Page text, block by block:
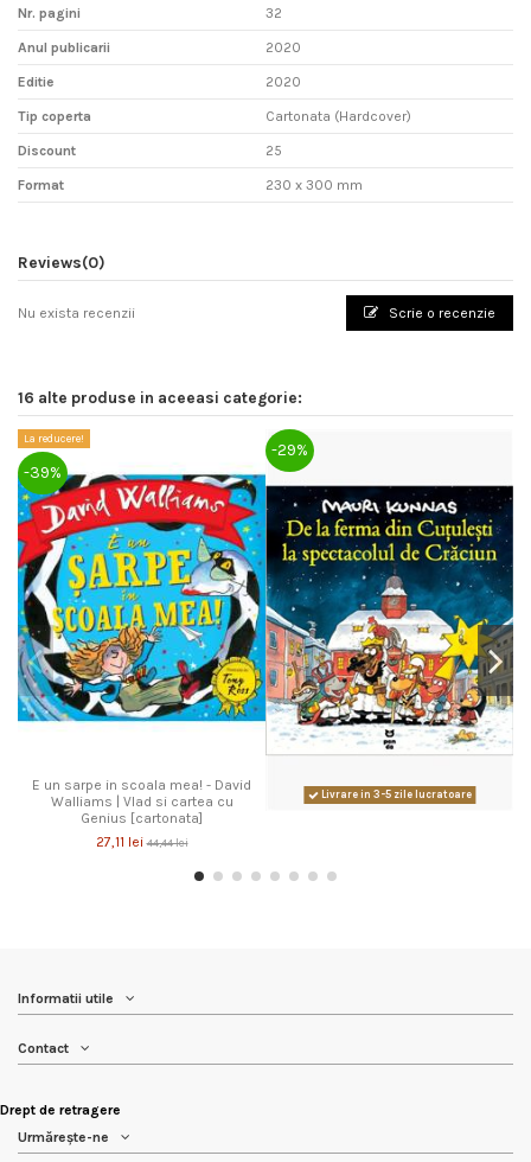
Nr. pagini 32
Anul publicarii 2020
Editie 2020
Tip coperta Cartonata (Hardcover)
Discount 25
Format 230 x 300 mm
Reviews(0)
Nu exista recenzii Scrie o recenzie
16 alte produse in aceeasi categorie:
La reducere!
-39%
E un sarpe in scoala mea! - David
Walliams | Vlad si cartea cu
Genius [cartonata]
27,11 lei44,44 lei
-29%
Livrare in 3-5 zile lucratoare
Informatii utile
Contact
Drept de retragere
Urmărește-ne